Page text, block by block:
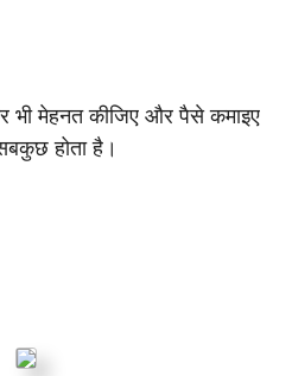
भी मेहनत कीजिए और पैसे कमाइए
होता है।